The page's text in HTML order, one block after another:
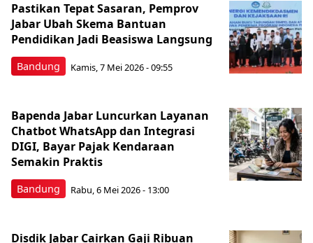
Bandung
Pastikan Tepat Sasaran, Pemprov
Jabar Ubah Skema Bantuan
Pendidikan Jadi Beasiswa Langsung
Kamis, 7 Mei 2026 - 09:55
Bandung
Bapenda Jabar Luncurkan Layanan
Chatbot WhatsApp dan Integrasi
DIGI, Bayar Pajak Kendaraan
Semakin Praktis
Rabu, 6 Mei 2026 - 13:00
Disdik Jabar Cairkan Gaji Ribuan